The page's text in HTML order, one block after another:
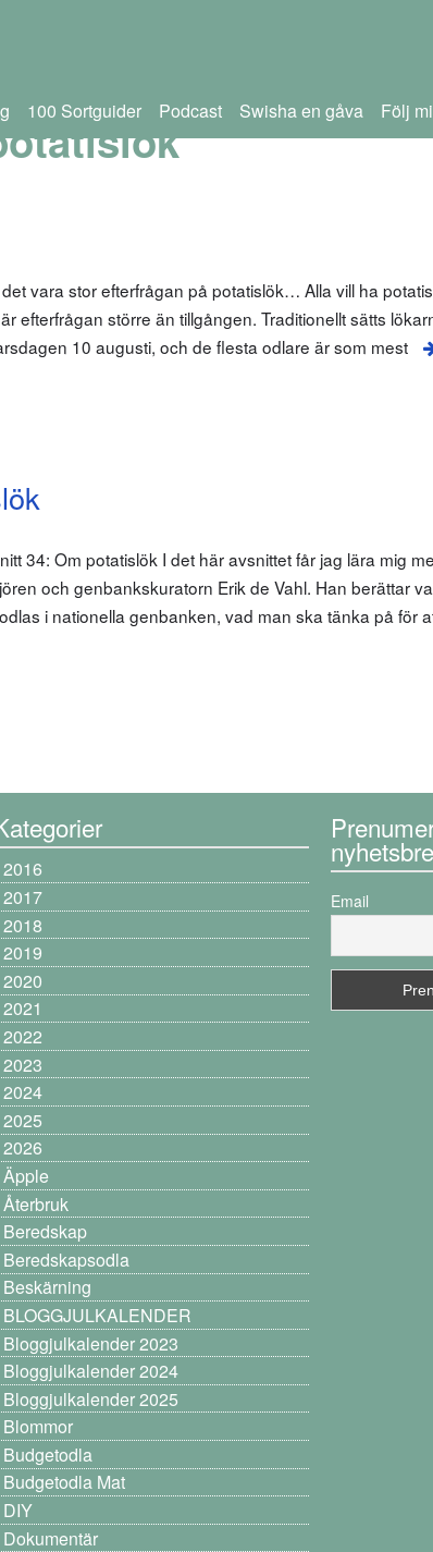
100 Sortguider Podcast Swisha en gåva Följ
vara stor efterfrågan på potatislök… Alla vill ha
efterfrågan större än tillgången. Traditionellt sätts
10 augusti, och de flesta odlare är som mest
34: Om potatislök I det här avsnittet får jag lära mig
och genbankskuratorn Erik de Vahl. Han berättar
i nationella genbanken, vad man ska tänka på för
2016
2017
2018
2019
2020
2021
2022
2023
2024
2025
2026
Äpple
Återbruk
Beredskap
Beredskapsodla
Beskärning
BLOGGJULKALENDER
Bloggjulkalender 2023
Bloggjulkalender 2024
Bloggjulkalender 2025
Blommor
Budgetodla
Budgetodla Mat
DIY
Dokumentär
Email